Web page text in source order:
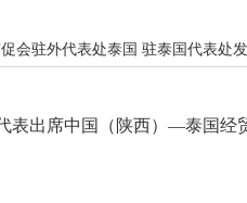
会驻外代表处泰国 驻泰国代表处
表出席中国（陕西）—泰国